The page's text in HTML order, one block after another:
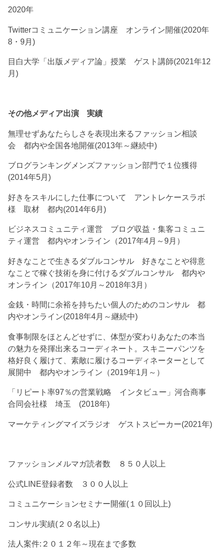
2020年
Twitterコミュニケーション講座 オンライン開催(2020年
8・9月)
目白大学「出版メディア論」授業 ゲスト講師(2021年12
月)
その他メディア出演 実績
無理せずあなたらしさを表現出来るファッション相談
会 都内や全国各地開催(2013年～継続中)
ブログランキングメンズファッション部門で１位獲得
(2014年5月)
好きをスキルにした仕事について アントレケースラボ
様 取材 都内(2014年6月)
ビジネスコミュニティ運営 ブログ収益・集客コミュニ
ティ運営 都内やオンライン（2017年4月～9月）
好きなことで生きるダブルコンサル 好きなことや得意
なことで稼ぐ技術を身に付けるダブルコンサル 都内や
オンライン（2017年10月～2018年3月）
金銭・時間に余裕を持ちたい個人のためのコンサル 都
内やオンライン(2018年4月～継続中)
食事制限をほとんどせずに、体型が変わりあなたの本当
の魅力を発揮出来るコーディネート。スキニーパンツを
格好良く履けて、素敵に履けるコーディネーターとして
展開中 都内やオンライン（2019年1月～）
「リピート率97％の営業戦略 インタビュー」河合商事
合同会社様 埼玉 (2018年)
マーケティングマイズラジオ ゲストスピーカー(2021年)
ファッションメルマガ読者数 ８５０人以上
公式LINE登録者数 ３００人以上
コミュニケーションセミナー開催(１０回以上)
コンサル実績(２０名以上)
法人案件:２０１２年～現在まで多数